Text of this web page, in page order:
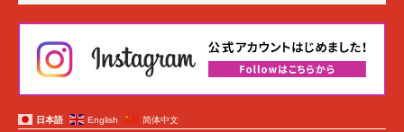
日本語 English 简体中文